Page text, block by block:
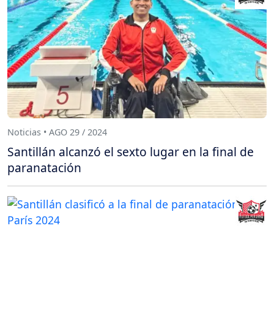
Noticias • AGO 29 / 2024
Santillán alcanzó el sexto lugar en la final de
paranatación